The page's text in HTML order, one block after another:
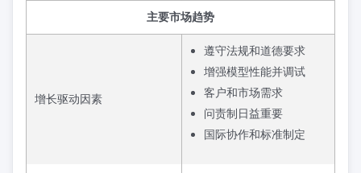
主要市场趋势
增长驱动因素
遵守法规和道德要求
增强模型性能并调试
客户和市场需求
问责制日益重要
国际协作和标准制定